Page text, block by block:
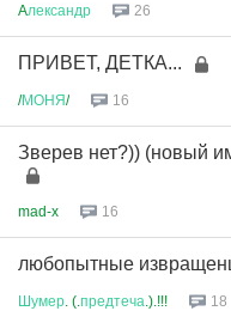
Aлександр 26
ПРИВЕТ, ДЕТКА...
/МОНЯ/ 16
Зверев нет?)) (новый
mad-x 16
любопытные
Шумер . (. предтеча .).!!! 18